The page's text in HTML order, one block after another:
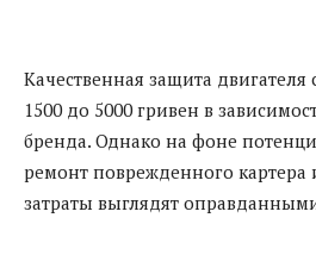
Качественная защита
1500 до 5000 гривен в
бренда. Однако на фоне
ремонт поврежденного картера
затраты выглядят